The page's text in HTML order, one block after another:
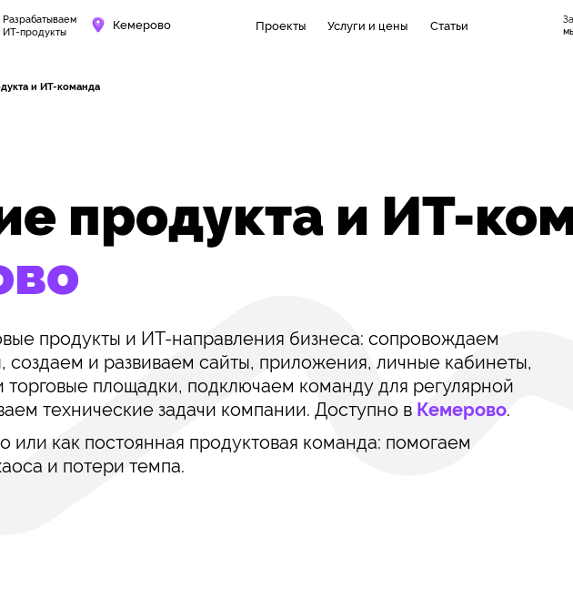
Разрабатываем
ИТ-продукты
Кемерово Проекты Услуги и цены Статьи
и ИТ-команда
продукта и ИТ-
продукты и ИТ-направления бизнеса: сопровождаем
и развиваем сайты, приложения, личные кабинеты,
площадки, подключаем команду для регулярной
технические задачи компании. Доступно в Кемерово.
или как постоянная продуктовая команда: помогаем
и потери темпа.